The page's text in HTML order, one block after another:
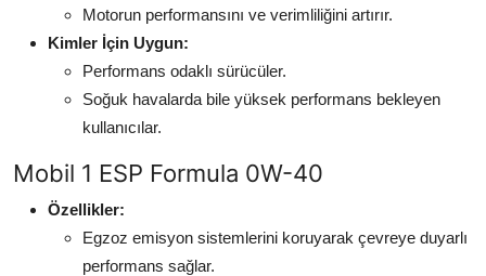
Motorun performansını ve verimliliğini artırır.
Kimler İçin Uygun:
Performans odaklı sürücüler.
Soğuk havalarda bile yüksek performans bekleyen
kullanıcılar.
Mobil 1 ESP Formula 0W-40
Özellikler:
Egzoz emisyon sistemlerini koruyarak çevreye duyarlı
performans sağlar.